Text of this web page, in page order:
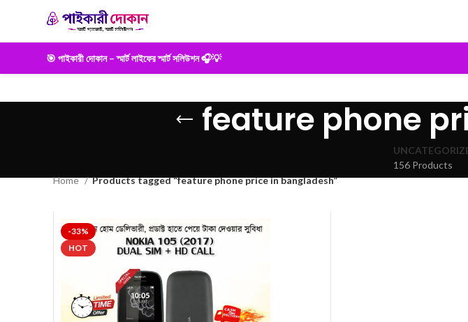
🎯 পাইকারী দোকান – স্মার্ট লাইফের স্মার্ট সলিউশন 🎧💡
feature phone
156 Products
Home
Products tagged “feature phone price in bangladesh”
-33%
HOT